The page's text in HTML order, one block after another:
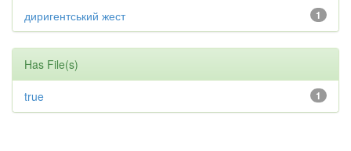
1
диригентський жест
Has File(s)
1
true